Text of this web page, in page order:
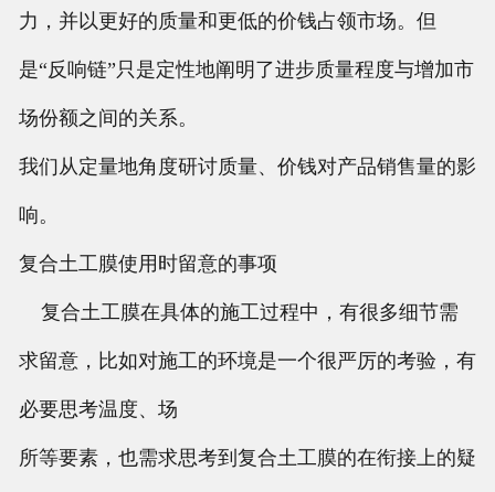
力，并以更好的质量和更低的价钱占领市场。但
是“反响链”只是定性地阐明了进步质量程度与增加市
场份额之间的关系。
我们从定量地角度研讨质量、价钱对产品销售量的影
响。
复合土工膜使用时留意的事项
复合土工膜在具体的施工过程中，有很多细节需
求留意，比如对施工的环境是一个很严厉的考验，有
必要思考温度、场
所等要素，也需求思考到复合土工膜的在衔接上的疑